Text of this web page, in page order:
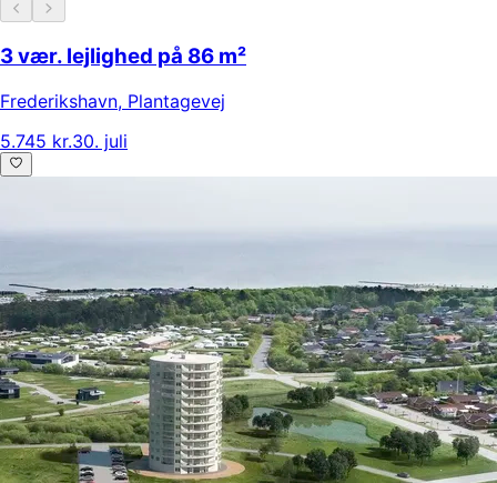
3 vær. lejlighed på 86 m²
Frederikshavn, Plantagevej
5.745 kr.30. juli